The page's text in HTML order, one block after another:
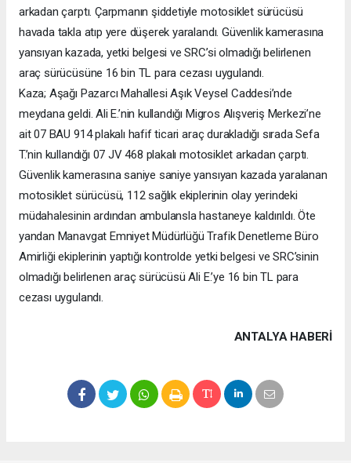
arkadan çarptı. Çarpmanın şiddetiyle motosiklet sürücüsü
havada takla atıp yere düşerek yaralandı. Güvenlik kamerasına
yansıyan kazada, yetki belgesi ve SRC’si olmadığı belirlenen
araç sürücüsüne 16 bin TL para cezası uygulandı.
Kaza; Aşağı Pazarcı Mahallesi Aşık Veysel Caddesi’nde
meydana geldi. Ali E.’nin kullandığı Migros Alışveriş Merkezi’ne
ait 07 BAU 914 plakalı hafif ticari araç durakladığı sırada Sefa
T.’nin kullandığı 07 JV 468 plakalı motosiklet arkadan çarptı.
Güvenlik kamerasına saniye saniye yansıyan kazada yaralanan
motosiklet sürücüsü, 112 sağlık ekiplerinin olay yerindeki
müdahalesinin ardından ambulansla hastaneye kaldırıldı. Öte
yandan Manavgat Emniyet Müdürlüğü Trafik Denetleme Büro
Amirliği ekiplerinin yaptığı kontrolde yetki belgesi ve SRC’sinin
olmadığı belirlenen araç sürücüsü Ali E.’ye 16 bin TL para
cezası uygulandı.
ANTALYA HABERİ